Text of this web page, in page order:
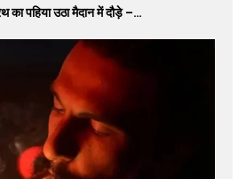
का पहिया उठा मैदान में दौड़े –…